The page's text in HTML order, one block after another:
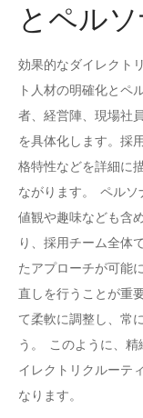
とペル
効果的なダイレクト
ト人材の明確化とペ
者、経営陣、現場社
を具体化します。採
格特性などを詳細に
ながります。 ペルソ
値観や趣味なども含
り、採用チーム全体
たアプローチが可能
直しを行うことが重
て柔軟に調整し、常
う。 このように、
イレクトリクルーテ
なります。